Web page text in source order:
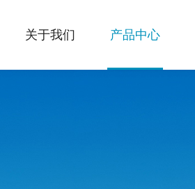
关于我们 产品中心